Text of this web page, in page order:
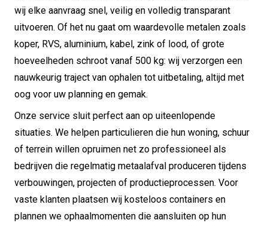
wij elke aanvraag snel, veilig en volledig transparant
uitvoeren. Of het nu gaat om waardevolle metalen zoals
koper, RVS, aluminium, kabel, zink of lood, of grote
hoeveelheden schroot vanaf 500 kg: wij verzorgen een
nauwkeurig traject van ophalen tot uitbetaling, altijd met
oog voor uw planning en gemak.
Onze service sluit perfect aan op uiteenlopende
situaties. We helpen particulieren die hun woning, schuur
of terrein willen opruimen net zo professioneel als
bedrijven die regelmatig metaalafval produceren tijdens
verbouwingen, projecten of productieprocessen. Voor
vaste klanten plaatsen wij kosteloos containers en
plannen we ophaalmomenten die aansluiten op hun